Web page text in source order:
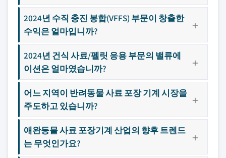
2024년 수직 충진 봉합(VFFS) 부문이 창출한
수익은 얼마입니까?
2024년 건식 사료/펠릿 응용 부문의 밸류에
이션은 얼마였습니까?
어느 지역이 반려동물 사료 포장 기계 시장을
주도하고 있습니까?
애완동물 사료 포장기계 산업의 향후 트렌드
는 무엇인가요?